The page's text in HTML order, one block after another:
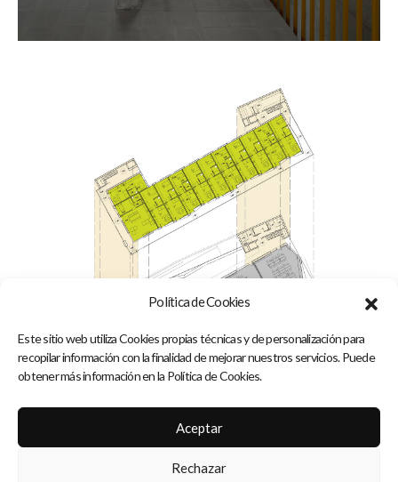
Política de Cookies
Este sitio web utiliza Cookies propias técnicas y de personalización para
recopilar información con la finalidad de mejorar nuestros servicios. Puede
obtener más información en la Política de Cookies.
Aceptar
Rechazar